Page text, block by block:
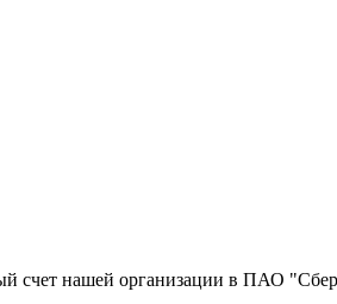
счет нашей организации в ПАО